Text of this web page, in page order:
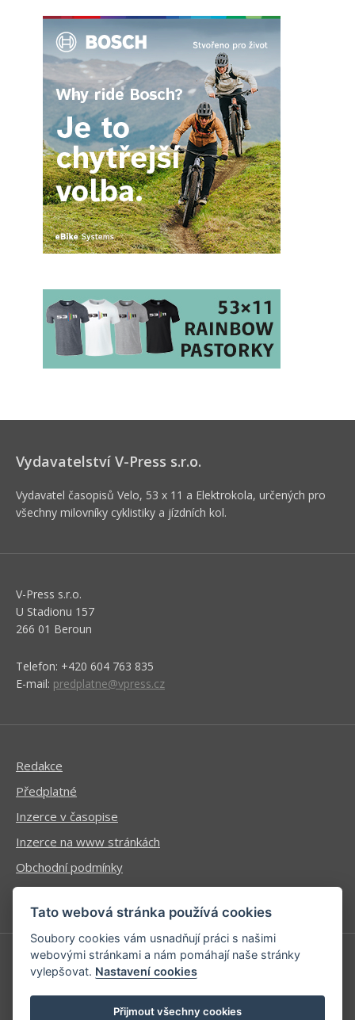
Vydavatelství V-Press s.r.o.
Vydavatel časopisů Velo, 53 x 11 a Elektrokola, určených pro
všechny milovníky cyklistiky a jízdních kol.
V-Press s.r.o.
U Stadionu 157
266 01 Beroun
Telefon: +420 604 763 835
E-mail: predplatne@vpress.cz
Redakce
Předplatné
Inzerce v časopise
Inzerce na www stránkách
Obchodní podmínky
Ochrana osobních údajů
Příhlášení | Registrace
Kontaktní informace
Tato webová stránka používá cookies
Soubory cookies vám usnadňují práci s našimi
webovými stránkami a nám pomáhají naše stránky
vylepšovat. Nastavení cookies
Přijmout všechny cookies